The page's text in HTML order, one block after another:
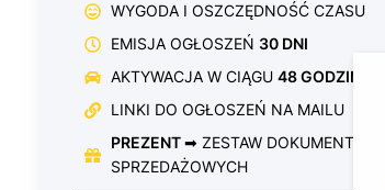
WYGODA I OSZCZĘDNOŚĆ CZASU
EMISJA OGŁOSZEŃ 30 DNI
AKTYWACJA W CIĄGU 48 GODZIN
LINKI DO OGŁOSZEŃ NA MAILU
PREZENT➡ ZESTAW DOKUMENTÓW
SPRZEDAŻOWYCH